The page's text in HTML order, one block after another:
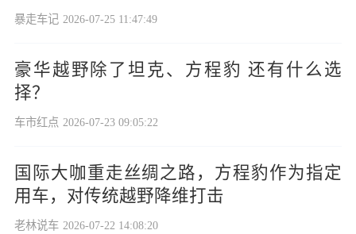
暴走车记 2026-07-25 11:47:49
豪华越野除了坦克、方程豹 还有什么选
择？
车市红点 2026-07-23 09:05:22
国际大咖重走丝绸之路，方程豹作为指定
用车，对传统越野降维打击
老林说车 2026-07-22 14:08:20